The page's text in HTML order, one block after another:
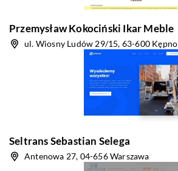
Przemysław Kokociński Ikar Meble
ul. Wiosny Ludów 29/15, 63-600 Kępno
Seltrans Sebastian Selega
Antenowa 27, 04-656 Warszawa